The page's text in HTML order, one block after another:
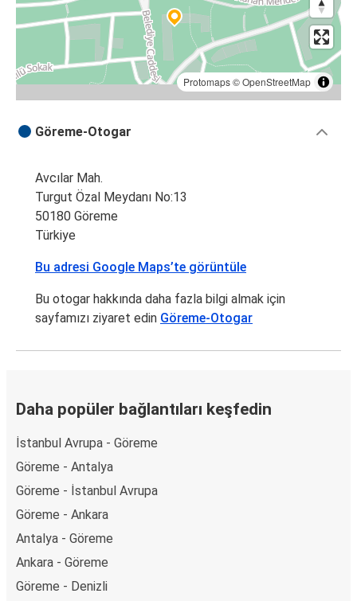
Protomaps©OpenStreetMap
Göreme-Otogar
Avcılar Mah.
Turgut Özal Meydanı No:13
50180 Göreme
Türkiye
Bu adresi Google Maps’te görüntüle
Bu otogar hakkında daha fazla bilgi almak için
sayfamızı ziyaret edin Göreme-Otogar
Daha popüler bağlantıları keşfedin
İstanbul Avrupa - Göreme
Göreme - Antalya
Göreme - İstanbul Avrupa
Göreme - Ankara
Antalya - Göreme
Ankara - Göreme
Göreme - Denizli